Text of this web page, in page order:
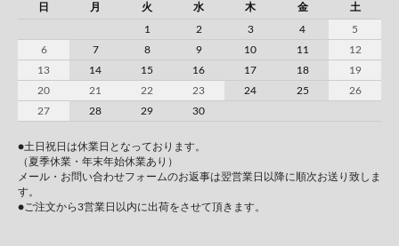
日
月 火 水 木 金 土
1 2 3 4
5
6
7 8 9 10 11
12
13
14 15 16 17 18
19
20
21 22 23 24 25
26
27
28 29 30
●土日祝日は休業日となっております。
（夏季休業・年末年始休業あり）
メール・お問い合わせフォームのお返事は翌営業日以降に順次お送り致しま
す。
●ご注文から3営業日以内に出荷をさせて頂きます。